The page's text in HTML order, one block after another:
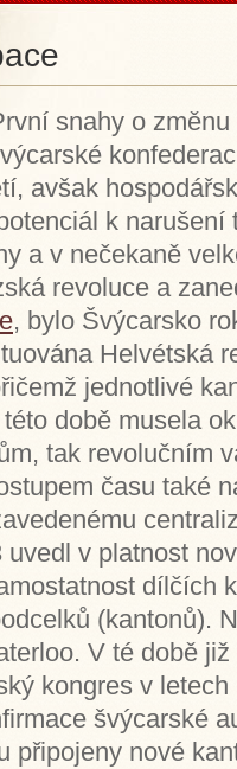
snahy o
avšak
k narušení
a v nečekaně
revoluce a
, bylo Švýcarsko
Helvétská
jednotlivé
době musela
tak revolučním
času také
v platnost
dílčích
(kantonů).
V té době
kongres v
švýcarské
připojeny nové